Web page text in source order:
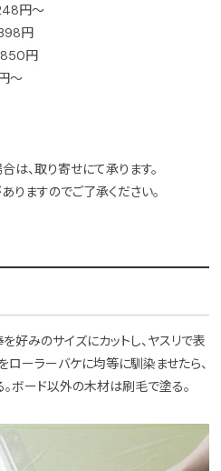
円〜
円
850円
～
、取り寄せにて承ります。
ますのでご了承ください。
好みのサイズにカットし、ヤスリで表
ローラーバケに均等に馴染ませたら、
ボード以外の木材は刷毛で塗る。